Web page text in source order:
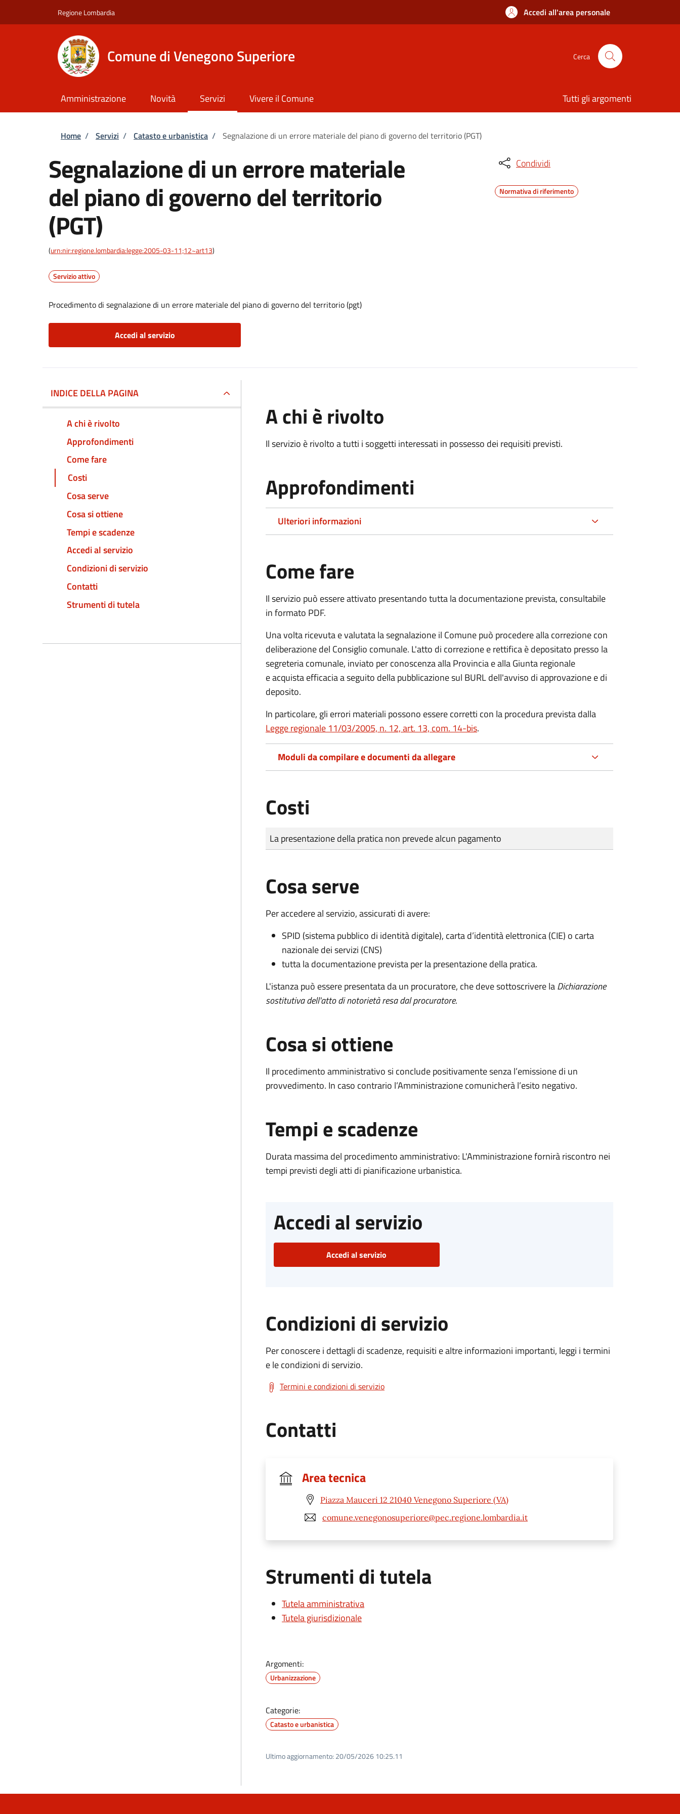
Regione Lombardia Accedi all'area personale
Comune di Venegono Superiore Cerca
Amministrazione Novità Servizi Vivere il Comune Tutti gli argomenti
Briciole di pane
Home / Servizi / Catasto e urbanistica / Segnalazione di un errore materiale del piano di governo del territorio (PGT)
Segnalazione di un errore materiale
del piano di governo del territorio
(PGT)
(urn:nir:regione.lombardia:legge:2005-03-11;12~art13)
Servizio attivo
Procedimento di segnalazione di un errore materiale del piano di governo del territorio (pgt)
Accedi al servizio
Condividi
Normativa di riferimento
INDICE DELLA PAGINA
A chi è rivolto
Approfondimenti
Come fare
Costi
Cosa serve
Cosa si ottiene
Tempi e scadenze
Accedi al servizio
Condizioni di servizio
Contatti
Strumenti di tutela
A chi è rivolto
Il servizio è rivolto a tutti i soggetti interessati in possesso dei requisiti previsti.
Approfondimenti
Ulteriori informazioni
Come fare
Il servizio può essere attivato presentando tutta la documentazione prevista, consultabile
in formato PDF.
Una volta ricevuta e valutata la segnalazione il Comune può procedere alla correzione con
deliberazione del Consiglio comunale. L'atto di correzione e rettifica è depositato presso la
segreteria comunale, inviato per conoscenza alla Provincia e alla Giunta regionale
e acquista efficacia a seguito della pubblicazione sul BURL dell'avviso di approvazione e di
deposito.
In particolare, gli errori materiali possono essere corretti con la procedura prevista dalla
Legge regionale 11/03/2005, n. 12, art. 13, com. 14-bis.
Moduli da compilare e documenti da allegare
Costi
Tipo di pagamento
Importo
La presentazione della pratica non prevede alcun pagamento
Cosa serve
Per accedere al servizio, assicurati di avere:
SPID (sistema pubblico di identità digitale), carta d’identità elettronica (CIE) o carta
nazionale dei servizi (CNS)
tutta la documentazione prevista per la presentazione della pratica.
L'istanza può essere presentata da un procuratore, che deve sottoscrivere laDichiarazione
sostitutiva dell'atto di notorietà resa dal procuratore.
Cosa si ottiene
Il procedimento amministrativo si conclude positivamente senza l’emissione di un
provvedimento. In caso contrario l’Amministrazione comunicherà l’esito negativo.
Tempi e scadenze
Durata massima del procedimento amministrativo: L'Amministrazione fornirà riscontro nei
tempi previsti degli atti di pianificazione urbanistica.
Accedi al servizio
Accedi al servizio
Condizioni di servizio
Per conoscere i dettagli di scadenze, requisiti e altre informazioni importanti, leggi i termini
e le condizioni di servizio.
Termini e condizioni di servizio
Contatti
Area tecnica
Piazza Mauceri 12 21040 Venegono Superiore (VA)
comune.venegonosuperiore@pec.regione.lombardia.it
Strumenti di tutela
Tutela amministrativa
Tutela giurisdizionale
Argomenti:
Urbanizzazione
Categorie:
Catasto e urbanistica
Ultimo aggiornamento: 20/05/2026 10:25.11